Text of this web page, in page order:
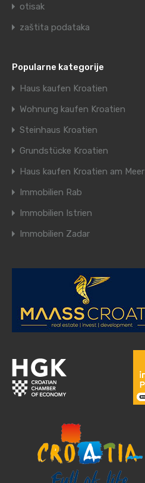
otisak
zaštita podataka
Popularne kategorije
Haus kaufen Kroatien
Wohnung kaufen Kroatien
Steinhaus Kroatien
Grundstücke Kroatien
Haus kaufen Kroatien am Meer
Immobilien Rab
Immobilien Istrien
Immobilien Zadar